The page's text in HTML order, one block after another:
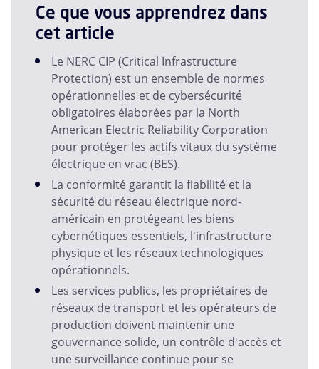
Ce que vous apprendrez dans
cet article
Le NERC CIP (Critical Infrastructure
Protection) est un ensemble de normes
opérationnelles et de cybersécurité
obligatoires élaborées par la North
American Electric Reliability Corporation
pour protéger les actifs vitaux du système
électrique en vrac (BES).
La conformité garantit la fiabilité et la
sécurité du réseau électrique nord-
américain en protégeant les biens
cybernétiques essentiels, l'infrastructure
physique et les réseaux technologiques
opérationnels.
Les services publics, les propriétaires de
réseaux de transport et les opérateurs de
production doivent maintenir une
gouvernance solide, un contrôle d'accès et
une surveillance continue pour se